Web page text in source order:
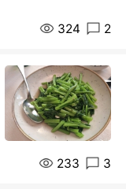
324 2
233 3